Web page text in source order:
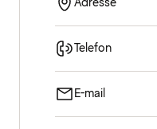
Telefon
E-mail